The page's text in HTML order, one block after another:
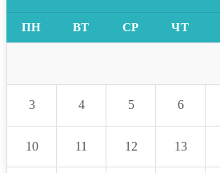
ПН ВТ СР ЧТ
3 4 5 6
10 11 12 13